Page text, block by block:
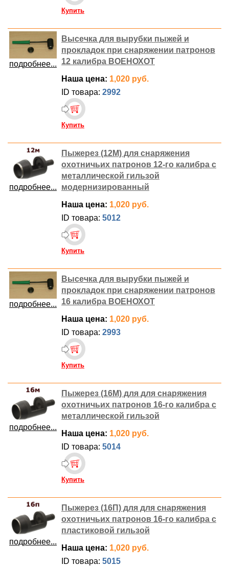
Купить
подробнее...
Высечка для вырубки пыжей и
прокладок при снаряжении патронов
12 калибра ВОЕНОХОТ
Наша цена: 1,020 руб.
ID товара: 2992
Купить
подробнее...
Пыжерез (12М) для снаряжения
охотничьих патронов 12-го калибра с
металлической гильзой
модернизированный
Наша цена: 1,020 руб.
ID товара: 5012
Купить
подробнее...
Высечка для вырубки пыжей и
прокладок при снаряжении патронов
16 калибра ВОЕНОХОТ
Наша цена: 1,020 руб.
ID товара: 2993
Купить
подробнее...
Пыжерез (16М) для для снаряжения
охотничьих патронов 16-го калибра с
металлической гильзой
Наша цена: 1,020 руб.
ID товара: 5014
Купить
подробнее...
Пыжерез (16П) для для снаряжения
охотничьих патронов 16-го калибра с
пластиковой гильзой
Наша цена: 1,020 руб.
ID товара: 5015